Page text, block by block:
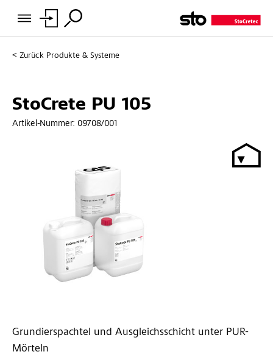
Zurück Produkte & Systeme
StoCrete PU 105
Artikel-Nummer: 09708/001
Grundierspachtel und Ausgleichsschicht unter PUR-
Mörteln